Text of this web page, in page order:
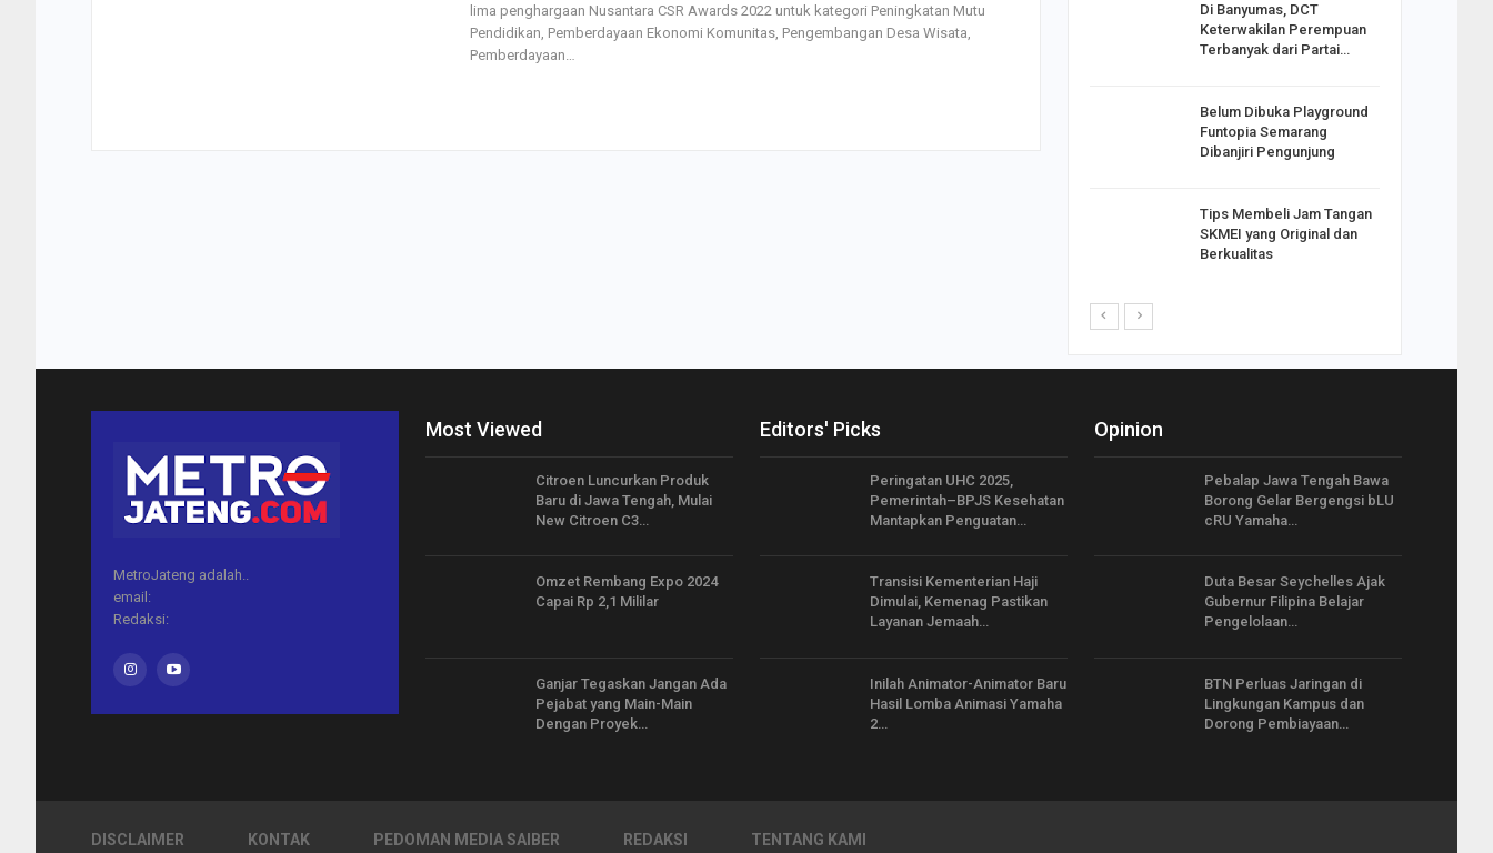
lima penghargaan Nusantara CSR Awards 2022 untuk kategori Peningkatan Mutu
Pendidikan, Pemberdayaan Ekonomi Komunitas, Pengembangan Desa Wisata,
Pemberdayaan…
Peringatan UHC 2025,
Pemerintah–BPJS
Di Banyumas, DCT
Keterwakilan Perempuan
Terbanyak dari Partai…
Belum Dibuka Playground
Funtopia Semarang
Dibanjiri Pengunjung
Tips Membeli Jam Tangan
SKMEI yang Original dan
Berkualitas
MetroJateng adalah..
email:
Redaksi:
Most Viewed
Citroen Luncurkan Produk
Baru di Jawa Tengah, Mulai
New Citroen C3…
Omzet Rembang Expo 2024
Capai Rp 2,1 Mililar
Ganjar Tegaskan Jangan Ada
Pejabat yang Main-Main
Dengan Proyek…
Editors' Picks
Peringatan UHC 2025,
Pemerintah–BPJS Kesehatan
Mantapkan Penguatan…
Transisi Kementerian Haji
Dimulai, Kemenag Pastikan
Layanan Jemaah…
Inilah Animator-Animator Baru
Hasil Lomba Animasi Yamaha
2…
Opinion
Pebalap Jawa Tengah Bawa
Borong Gelar Bergengsi bLU
cRU Yamaha…
Duta Besar Seychelles Ajak
Gubernur Filipina Belajar
Pengelolaan…
BTN Perluas Jaringan di
Lingkungan Kampus dan
Dorong Pembiayaan…
DISCLAIMER KONTAK PEDOMAN MEDIA SAIBER REDAKSI TENTANG KAMI